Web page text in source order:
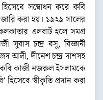
সম্বোধন করে কবি
করা হয়। ১৯২৯ সালের
এলবার্ট হলে সমগ্র
সুবাস চন্দ্র বসু, বিজ্ঞানী
আলী, দীনেশ চন্দ্র দাশসহ
কবি কাজী নজরুল ইসলামকে
হিসেবে স্বীকৃতি প্রদান করা